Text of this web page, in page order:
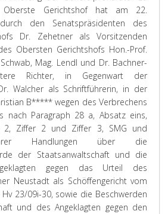
Oberste Gerichtshof hat am 22.
den Senatspräsidenten des
Dr. Zehetner als Vorsitzenden
Obersten Gerichtshofs Hon.-Prof.
Mag. Lendl und Dr. Bachner-
Richter, in Gegenwart der
Walcher als Schriftführerin, in der
B***** wegen des Verbrechens
nach Paragraph 28 a, Absatz eins,
2, Ziffer 2 und Ziffer 3, SMG und
Handlungen über die
der Staatsanwaltschaft und die
gegen das Urteil des
Neustadt als Schöffengericht vom
Hv 23/09i-30, sowie die Beschwerden
und des Angeklagten gegen den